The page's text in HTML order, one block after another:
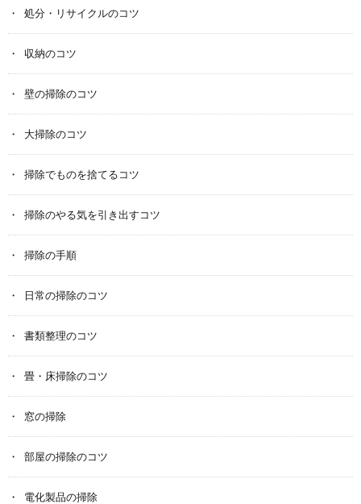
処分・リサイクルのコツ
収納のコツ
壁の掃除のコツ
大掃除のコツ
掃除でものを捨てるコツ
掃除のやる気を引き出すコツ
掃除の手順
日常の掃除のコツ
書類整理のコツ
畳・床掃除のコツ
窓の掃除
部屋の掃除のコツ
電化製品の掃除